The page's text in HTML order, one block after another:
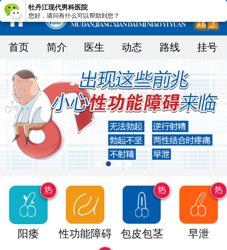
首页 简介 医生 动态 路线 挂号
热
阳痿 性功能障碍
热
包皮包茎
热
早泄
牡丹江现代男科医院
您好，请问有什么可以帮助到您？